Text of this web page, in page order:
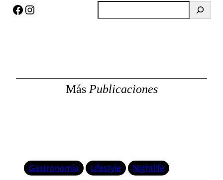
Facebook Instagram
u
MásPublicaciones
Gastronomía Lifestyle Nightlife